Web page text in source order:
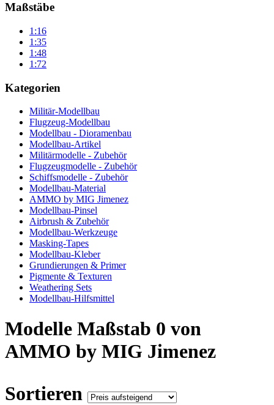
Maßstäbe
1:16
1:35
1:48
1:72
Kategorien
Militär-Modellbau
Flugzeug-Modellbau
Modellbau - Dioramenbau
Modellbau-Artikel
Militärmodelle - Zubehör
Flugzeugmodelle - Zubehör
Schiffsmodelle - Zubehör
Modellbau-Material
AMMO by MIG Jimenez
Modellbau-Pinsel
Airbrush & Zubehör
Modellbau-Werkzeuge
Masking-Tapes
Modellbau-Kleber
Grundierungen & Primer
Pigmente & Texturen
Weathering Sets
Modellbau-Hilfsmittel
Modelle Maßstab 0 von
AMMO by MIG Jimenez
Sortieren